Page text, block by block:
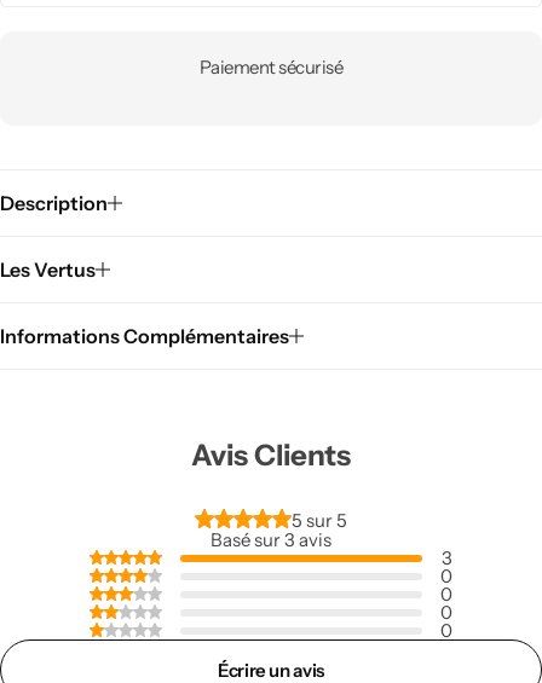
Paiement sécurisé
Description
Les Vertus
Informations Complémentaires
Avis Clients
5 sur 5
Basé sur 3 avis
3
0
0
0
0
Écrire un avis